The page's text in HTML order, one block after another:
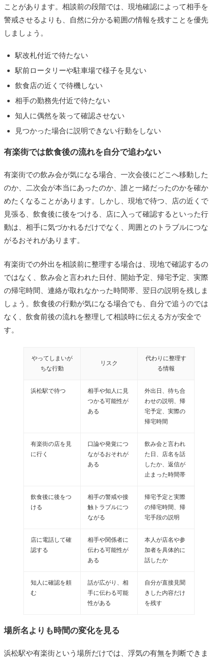
ことがあります。相談前の段階では、現地確認によって相手を
警戒させるよりも、自然に分かる範囲の情報を残すことを優先
しましょう。
駅改札付近で待たない
駅前ロータリーや駐車場で様子を見ない
飲食店の近くで待機しない
相手の勤務先付近で待たない
知人に偶然を装って確認させない
見つかった場合に説明できない行動をしない
有楽街では飲食後の流れを自分で追わない
有楽街での飲み会が気になる場合、一次会後にどこへ移動した
のか、二次会が本当にあったのか、誰と一緒だったのかを確か
めたくなることがあります。しかし、現地で待つ、店の近くで
見張る、飲食後に後をつける、店に入って確認するといった行
動は、相手に気づかれるだけでなく、周囲とのトラブルにつな
がるおそれがあります。
有楽街での外出を相談前に整理する場合は、現地で確認するの
ではなく、飲み会と言われた日付、開始予定、帰宅予定、実際
の帰宅時間、連絡が取れなかった時間帯、翌日の説明を残しま
しょう。飲食後の行動が気になる場合でも、自分で追うのでは
なく、飲食前後の流れを整理して相談時に伝える方が安全で
す。
やってしまいが
ちな行動
リスク
代わりに整理す
る情報
浜松駅で待つ
相手や知人に見
つかる可能性が
ある
外出日、待ち合
わせの説明、帰
宅予定、実際の
帰宅時間
有楽街の店を見
に行く
口論や発覚につ
ながるおそれが
ある
飲み会と言われ
た日、店名を話
したか、返信が
止まった時間帯
飲食後に後をつ
ける
相手の警戒や接
触トラブルにつ
ながる
帰宅予定と実際
の帰宅時間、帰
宅手段の説明
店に電話して確
認する
相手や関係者に
伝わる可能性が
ある
本人が店名や参
加者を具体的に
話したか
知人に確認を頼
む
話が広がり、相
手に伝わる可能
性がある
自分が直接見聞
きした内容だけ
を残す
場所名よりも時間の変化を見る
浜松駅や有楽街という場所だけでは、浮気の有無を判断できま